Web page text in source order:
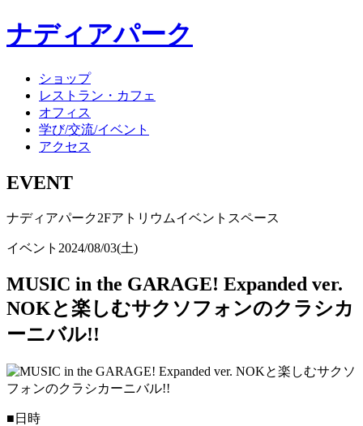
ナディアパーク
ショップ
レストラン・カフェ
オフィス
学び/交流/イベント
アクセス
EVENT
ナディアパーク2Fアトリウムイベントスペース
イベント 2024/08/03(土)
MUSIC in the GARAGE! Expanded ver.
NOKと楽しむサクソフォンのクラシカ
ーニバル!!
■日時